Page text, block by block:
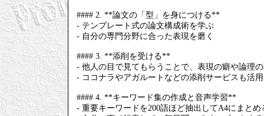
#### 2. **論文の「型」を身につける**
- テンプレート式の論文構成術を学ぶ
- 自分の専門分野に合った表現を磨く
#### 3. **添削を受ける**
- 他人の目で見てもらうことで、表現の癖や論理
- ココナラやアガルートなどの添削サービスも活
#### 4. **キーワード集の作成と音声学習**
- 重要キーワードを200語ほど抽出してA4にまとめ